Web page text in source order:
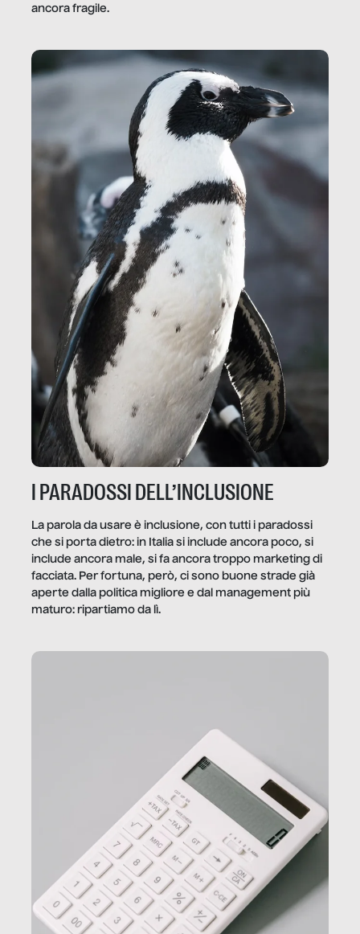
ancora fragile.
I PARADOSSI DELL’INCLUSIONE
La parola da usare è inclusione, con tutti i paradossi
che si porta dietro: in Italia si include ancora poco, si
include ancora male, si fa ancora troppo marketing di
facciata. Per fortuna, però, ci sono buone strade già
aperte dalla politica migliore e dal management più
maturo: ripartiamo da lì.